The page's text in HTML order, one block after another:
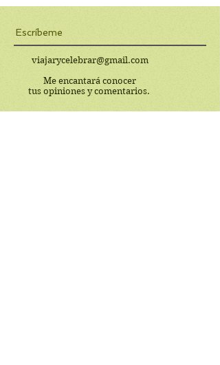
Escríbeme
viajarycelebrar@gmail.com
Me encantará conocer
tus opiniones y comentarios.